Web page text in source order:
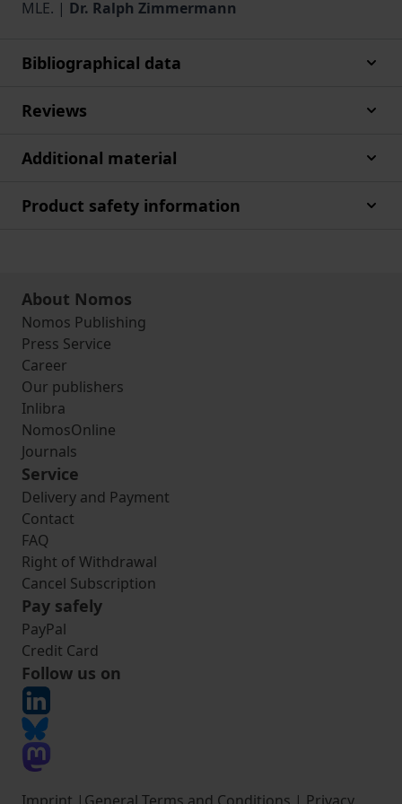
MLE. | Dr. Ralph Zimmermann
Bibliographical data
Reviews
Additional material
Product safety information
About Nomos
Nomos Publishing
Press Service
Career
Our publishers
Inlibra
NomosOnline
Journals
Service
Delivery and Payment
Contact
FAQ
Right of Withdrawal
Cancel Subscription
Pay safely
PayPal
Credit Card
Follow us on